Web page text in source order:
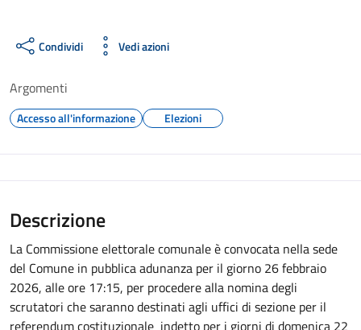
Condividi Vedi azioni
Argomenti
Accesso all'informazione Elezioni
Descrizione
La Commissione elettorale comunale è convocata nella sede
del Comune in pubblica adunanza per il giorno 26 febbraio
2026, alle ore 17:15, per procedere alla nomina degli
scrutatori che saranno destinati agli uffici di sezione per il
referendum costituzionale indetto per i giorni di domenica 22